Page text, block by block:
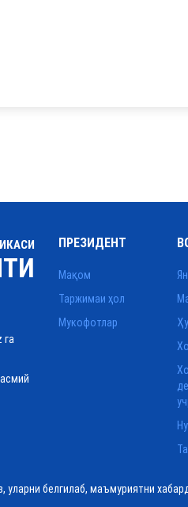
га
ПРЕЗИДЕНТ
Мақом
Таржимаи ҳол
Мукофотлар
уларни белгилаб, маъмуриятни